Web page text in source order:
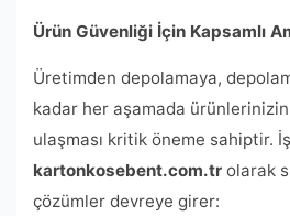
Ürün Güvenliği İçin Kapsamlı
Üretimden depolamaya,
kadar her aşamada
ulaşması kritik öneme sahiptir.
kartonkosebent.com.tr olarak
çözümler devreye girer: